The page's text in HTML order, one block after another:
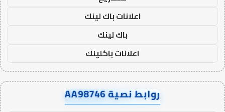
اعلانات باك لينك
باك لينك
اعلانات باكلينك
روابط نصية AA98746